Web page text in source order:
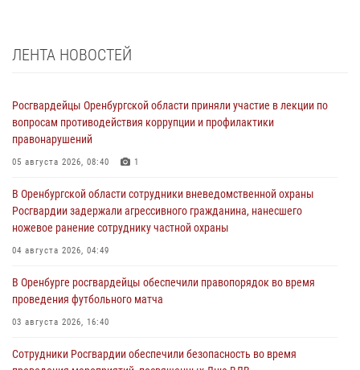
ЛЕНТА НОВОСТЕЙ
Росгвардейцы Оренбургской области приняли участие в лекции по
вопросам противодействия коррупции и профилактики
правонарушений
05 августа 2026, 08:40 1
В Оренбургской области сотрудники вневедомственной охраны
Росгвардии задержали агрессивного гражданина, нанесшего
ножевое ранение сотруднику частной охраны
04 августа 2026, 04:49
В Оренбурге росгвардейцы обеспечили правопорядок во время
проведения футбольного матча
03 августа 2026, 16:40
Сотрудники Росгвардии обеспечили безопасность во время